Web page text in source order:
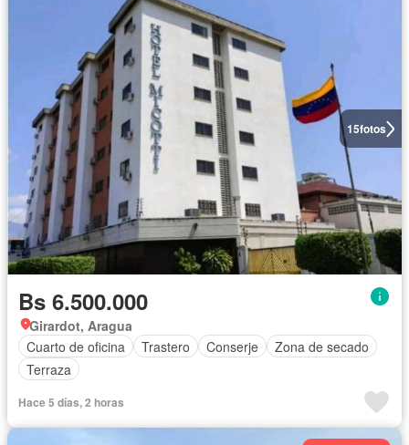
15fotos
Bs 6.500.000
Girardot, Aragua
Cuarto de oficina
Trastero Conserje
Zona de secado
Terraza
Hace 5 días, 2 horas